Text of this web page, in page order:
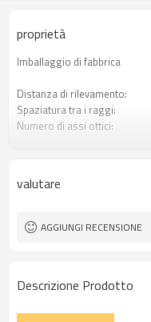
proprietà
Imballaggio di fabbrica
Distanza di rilevamento:
Spaziatura tra i raggi:
Numero di assi ottici:
Spina di interfaccia
valutare
AGGIUNGI RECENSIONE
Descrizione Prodotto